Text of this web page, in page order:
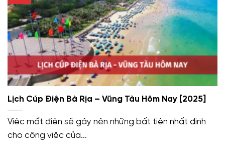
Lịch Cúp Điện Bà Rịa – Vũng Tàu Hôm Nay [2025]
Việc mất điện sẽ gây nên những bất tiện nhất định
cho công việc của...